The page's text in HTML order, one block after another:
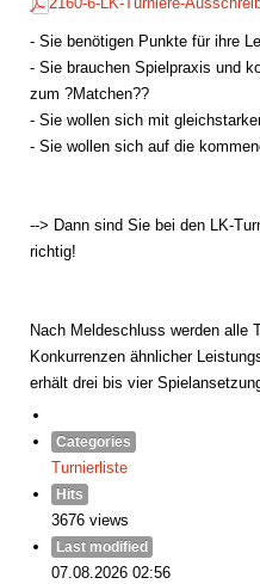
- Sie benötigen Punkte für ihre
- Sie brauchen Spielpraxis und
zum ?Matchen??
- Sie wollen sich mit
- Sie wollen sich auf die
--> Dann sind Sie bei den LK-
richtig!
Nach Meldeschluss werden alle
Konkurrenzen ähnlicher
erhält drei bis vier
Categories
Turnierliste
Hits
3676 views
Last modified
07.08.2026 02:56